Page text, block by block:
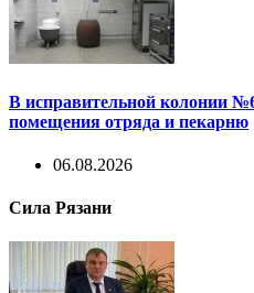
В исправительной колонии
помещения отряда и пекарню
06.08.2026
Сила Рязани